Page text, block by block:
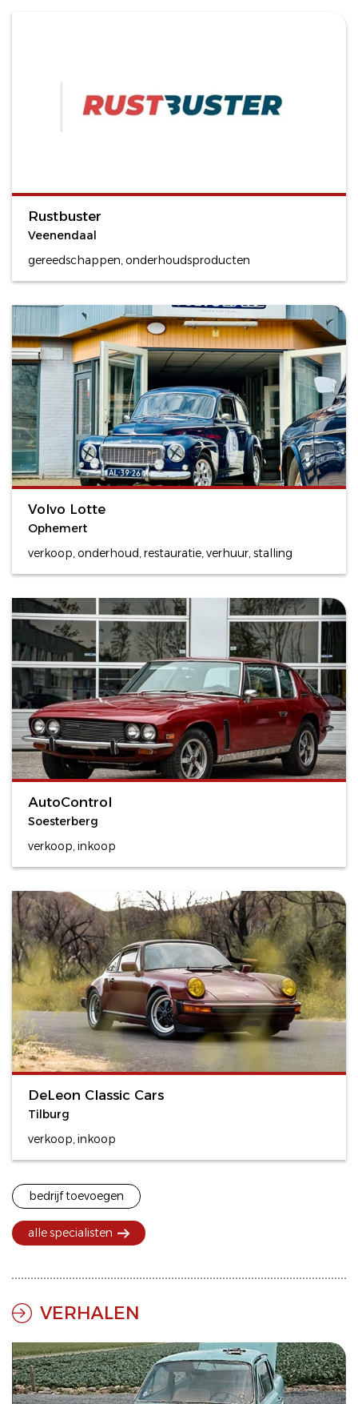
Rustbuster
Veenendaal
gereedschappen, onderhoudsproducten
Volvo Lotte
Ophemert
verkoop, onderhoud, restauratie, verhuur, stalling
AutoControl
Soesterberg
verkoop, inkoop
DeLeon Classic Cars
Tilburg
verkoop, inkoop
bedrijf toevoegen
alle specialisten
VERHALEN